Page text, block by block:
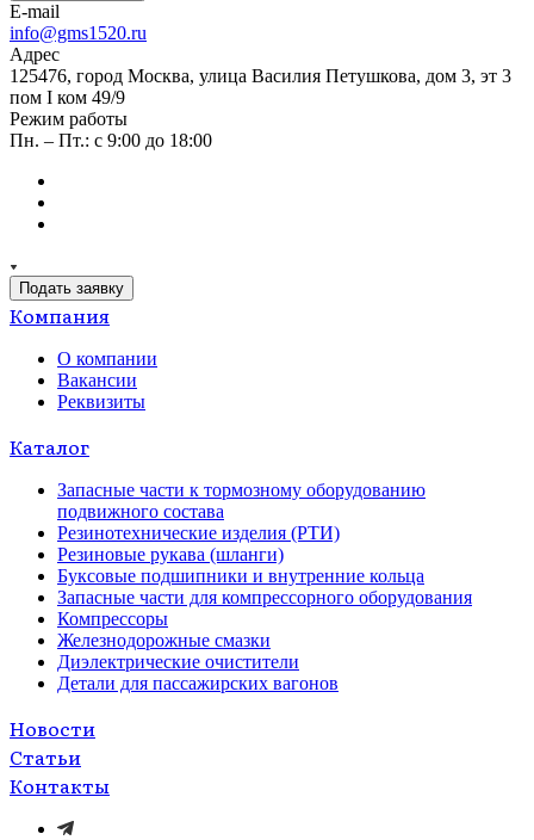
E-mail
info@gms1520.ru
Адрес
125476, город Москва, улица Василия Петушкова, дом 3, эт 3
пом I ком 49/9
Режим работы
Пн. – Пт.: с 9:00 до 18:00
Подать заявку
Компания
О компании
Вакансии
Реквизиты
Каталог
Запасные части к тормозному оборудованию
подвижного состава
Резинотехнические изделия (РТИ)
Резиновые рукава (шланги)
Буксовые подшипники и внутренние кольца
Запасные части для компрессорного оборудования
Компрессоры
Железнодорожные смазки
Диэлектрические очистители
Детали для пассажирских вагонов
Новости
Статьи
Контакты